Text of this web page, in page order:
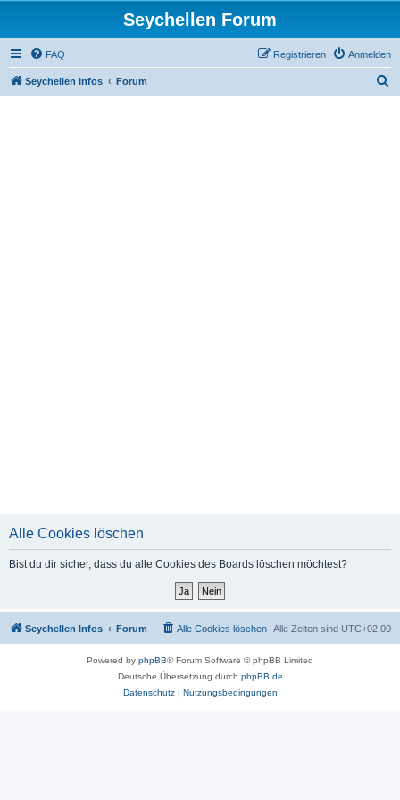
Seychellen Forum
FAQ Anmelden
Registrieren
Seychellen Infos Forum
Alle Cookies löschen
Bist du dir sicher, dass du alle Cookies des Boards löschen möchtest?
Seychellen Infos Forum Alle Zeiten sind UTC+02:00
Alle Cookies löschen
Powered by phpBB® Forum Software © phpBB Limited
Deutsche Übersetzung durch phpBB.de
Datenschutz| Nutzungsbedingungen